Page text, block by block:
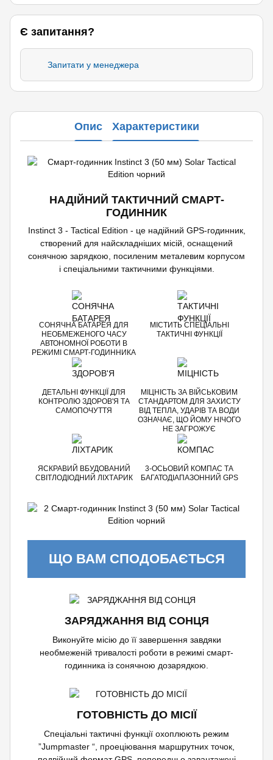
Є запитання?
Запитати у менеджера
Опис Характеристики
НАДІЙНИЙ ТАКТИЧНИЙ СМАРТ-
ГОДИННИК
Instinct 3 - Tactical Edition - це надійний GPS-годинник,
створений для найскладніших місій, оснащений
сонячною зарядкою, посиленим металевим корпусом
і спеціальними тактичними функціями.
СОНЯЧНА БАТАРЕЯ ДЛЯ
НЕОБМЕЖЕНОГО ЧАСУ
АВТОНОМНОЇ РОБОТИ В
РЕЖИМІ СМАРТ-ГОДИННИКА
МІСТИТЬ СПЕЦІАЛЬНІ
ТАКТИЧНІ ФУНКЦІЇ
ДЕТАЛЬНІ ФУНКЦІЇ ДЛЯ
КОНТРОЛЮ ЗДОРОВ'Я ТА
САМОПОЧУТТЯ
МІЦНІСТЬ ЗА ВІЙСЬКОВИМ
СТАНДАРТОМ ДЛЯ ЗАХИСТУ
ВІД ТЕПЛА, УДАРІВ ТА ВОДИ
ОЗНАЧАЄ, ЩО ЙОМУ НІЧОГО
НЕ ЗАГРОЖУЄ
ЯСКРАВИЙ ВБУДОВАНИЙ
СВІТЛОДІОДНИЙ ЛІХТАРИК
3-ОСЬОВИЙ КОМПАС ТА
БАГАТОДІАПАЗОННИЙ GPS
ЩО ВАМ СПОДОБАЄТЬСЯ
ЗАРЯДЖАННЯ ВІД СОНЦЯ
Виконуйте місію до її завершення завдяки
необмеженій тривалості роботи в режимі смарт-
годинника із сонячною дозарядкою.
ГОТОВНІСТЬ ДО МІСІЇ
Спеціальні тактичні функції охоплюють режим
”Jumpmaster “, проеціювання маршрутних точок,